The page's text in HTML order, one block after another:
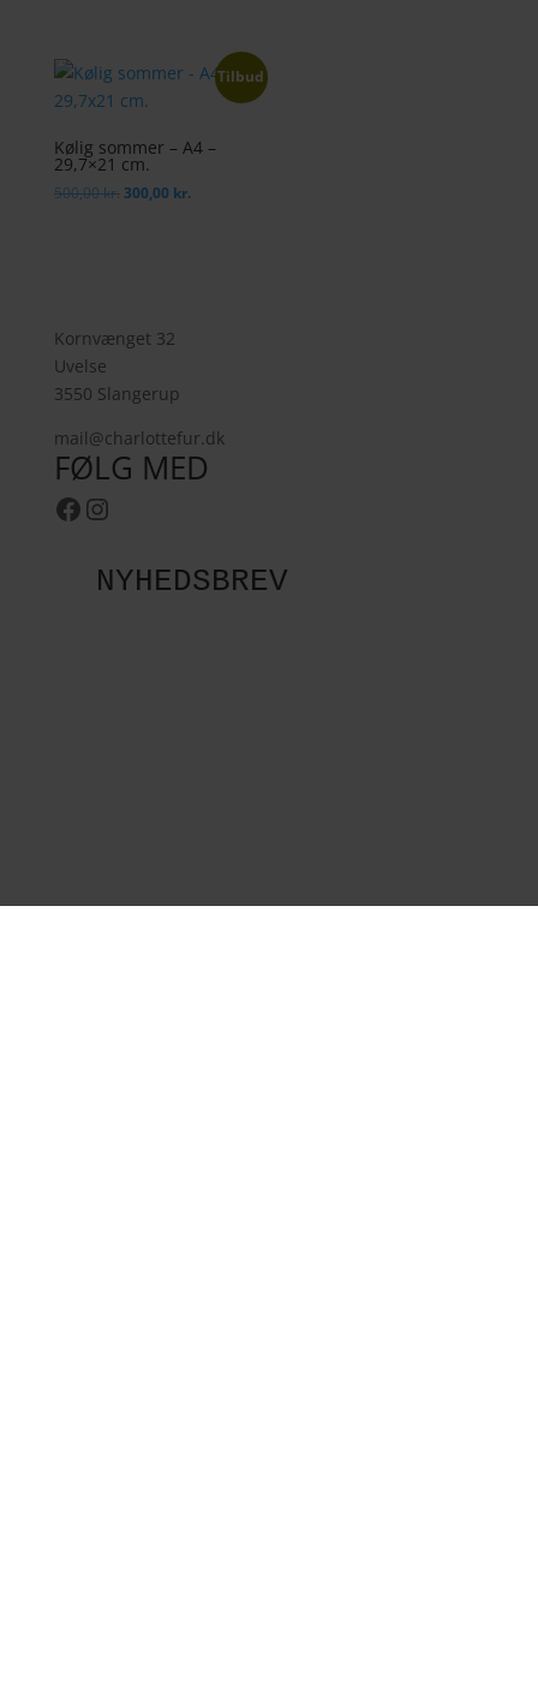
1.000,00 kr..
er:
800,00 kr..
Tilbud
Kølig sommer – A4 –
29,7×21 cm.
500,00kr.Den
300,00 kr.Den
Kornvænget 32
Uvelse
3550 Slangerup
mail@charlottefur.dk
FØLG MED
Facebook
Instagram
NYHEDSBREV